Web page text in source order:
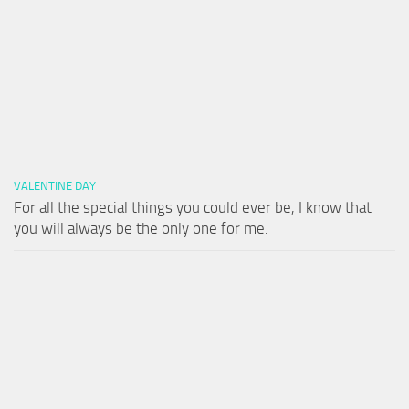
VALENTINE DAY
For all the special things you could ever be, I know that
you will always be the only one for me.